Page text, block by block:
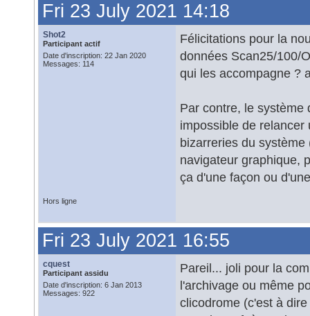
Fri 23 July 2021 14:18
Shot2
Participant actif
Date d'inscription: 22 Jan 2020
Messages: 114
Félicitations pour la
données Scan25/100/
qui les accompagne ?
Par contre, le système
impossible de
bizarreries du
navigateur graphique,
ça d'une façon ou
Hors ligne
Fri 23 July 2021 16:55
cquest
Participant assidu
Date d'inscription: 6 Jan 2013
Messages: 922
Pareil... joli pour la
l'archivage ou même
clicodrome (c'est à